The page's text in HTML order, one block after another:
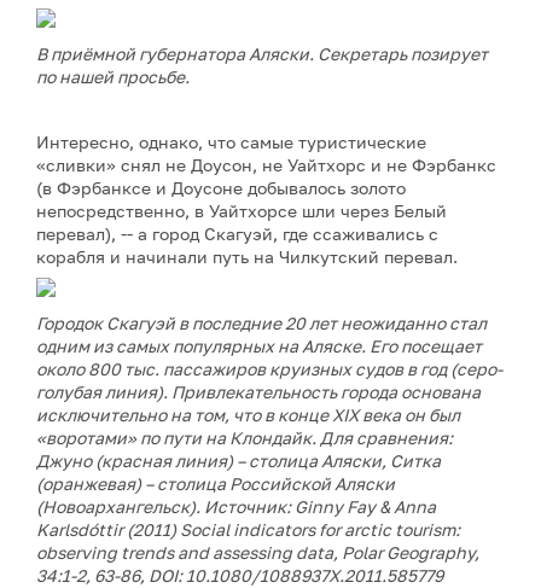
В приёмной губернатора Аляски. Секретарь позирует
по нашей просьбе.
Интересно, однако, что самые туристические
«сливки» снял не Доусон, не Уайтхорс и не Фэрбанкс
(в Фэрбанксе и Доусоне добывалось золото
непосредственно, в Уайтхорсе шли через Белый
перевал), -- а город Скагуэй, где ссаживались с
корабля и начинали путь на Чилкутский перевал.
Городок Скагуэй в последние 20 лет неожиданно стал
одним из самых популярных на Аляске. Его посещает
около 800 тыс. пассажиров круизных судов в год (серо-
голубая линия). Привлекательность города основана
исключительно на том, что в конце XIX века он был
«воротами» по пути на Клондайк. Для сравнения:
Джуно (красная линия) – столица Аляски, Ситка
(оранжевая) – столица Российской Аляски
(Новоархангельск). Источник: Ginny Fay & Anna
Karlsdóttir (2011) Social indicators for arctic tourism:
observing trends and assessing data, Polar Geography,
34:1-2, 63-86, DOI: 10.1080/1088937X.2011.585779